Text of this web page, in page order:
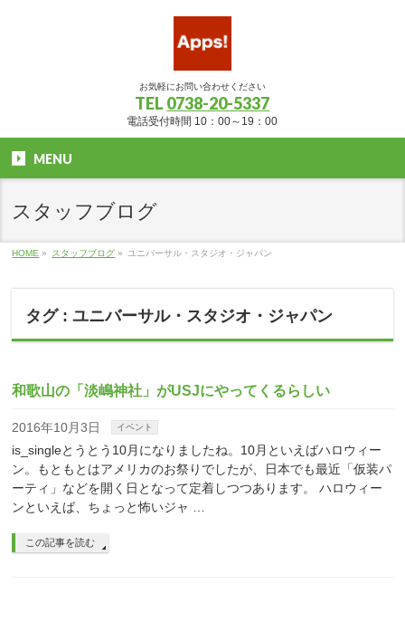
お気軽にお問い合わせください
TEL 0738-20-5337
電話受付時間 10：00～19：00
MENU
スタッフブログ
HOME » スタッフブログ » ユニバーサル・スタジオ・ジャパン
タグ : ユニバーサル・スタジオ・ジャパン
和歌山の「淡嶋神社」がUSJにやってくるらしい
2016年10月3日 イベント
is_singleとうとう10月になりましたね。10月といえばハロウィー
ン。もともとはアメリカのお祭りでしたが、日本でも最近「仮装パ
ーティ」などを開く日となって定着しつつあります。 ハロウィー
ンといえば、ちょっと怖いジャ …
この記事を読む